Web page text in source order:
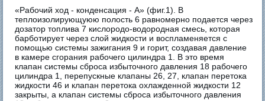
«Рабочий ход - конденсация - А» (фиг.1). В
теплоизолирующуюю полость 6 равномерно подается через
дозатор топлива 7 кислородо-водородная смесь, которая
барботирует через слой жидкости и воспламеняется с
помощью системы зажигания 9 и горит, создавая давление
в камере сгорания рабочего цилиндра 1. В это время
клапан системы сброса избыточного давления 18 рабочего
цилиндра 1, перепускные клапаны 26, 27, клапан перетока
жидкости 46 и клапан перетока охлажденной жидкости 12
закрыты, а клапан системы сброса избыточного давления